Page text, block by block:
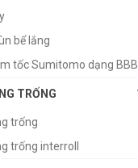
bể lắng
tốc Sumitomo dạng BBB
TRỐNG
trống
trống interroll